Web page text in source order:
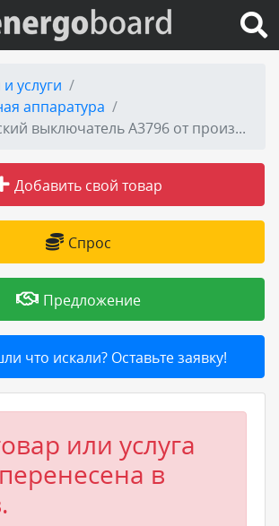
товар или услугу
услуги
аппаратура
Автоматический выключатель А3796 от производителя
Добавить свой товар
Спрос
Предложение
что искали? Оставьте заявку!
или услуга
в